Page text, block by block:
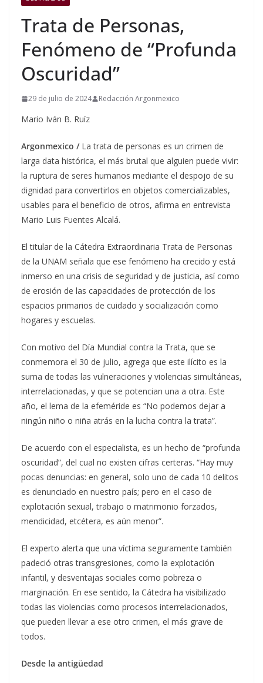
Trata de Personas,
Fenómeno de “Profunda
Oscuridad”
29 de julio de 2024 Redacción Argonmexico
Mario Iván B. Ruíz
Argonmexico / La trata de personas es un crimen de
larga data histórica, el más brutal que alguien puede vivir:
la ruptura de seres humanos mediante el despojo de su
dignidad para convertirlos en objetos comercializables,
usables para el beneficio de otros, afirma en entrevista
Mario Luis Fuentes Alcalá.
El titular de la Cátedra Extraordinaria Trata de Personas
de la UNAM señala que ese fenómeno ha crecido y está
inmerso en una crisis de seguridad y de justicia, así como
de erosión de las capacidades de protección de los
espacios primarios de cuidado y socialización como
hogares y escuelas.
Con motivo del Día Mundial contra la Trata, que se
conmemora el 30 de julio, agrega que este ilícito es la
suma de todas las vulneraciones y violencias simultáneas,
interrelacionadas, y que se potencian una a otra. Este
año, el lema de la efeméride es “No podemos dejar a
ningún niño o niña atrás en la lucha contra la trata”.
De acuerdo con el especialista, es un hecho de “profunda
oscuridad”, del cual no existen cifras certeras. “Hay muy
pocas denuncias: en general, solo uno de cada 10 delitos
es denunciado en nuestro país; pero en el caso de
explotación sexual, trabajo o matrimonio forzados,
mendicidad, etcétera, es aún menor”.
El experto alerta que una víctima seguramente también
padeció otras transgresiones, como la explotación
infantil, y desventajas sociales como pobreza o
marginación. En ese sentido, la Cátedra ha visibilizado
todas las violencias como procesos interrelacionados,
que pueden llevar a ese otro crimen, el más grave de
todos.
Desde la antigüedad